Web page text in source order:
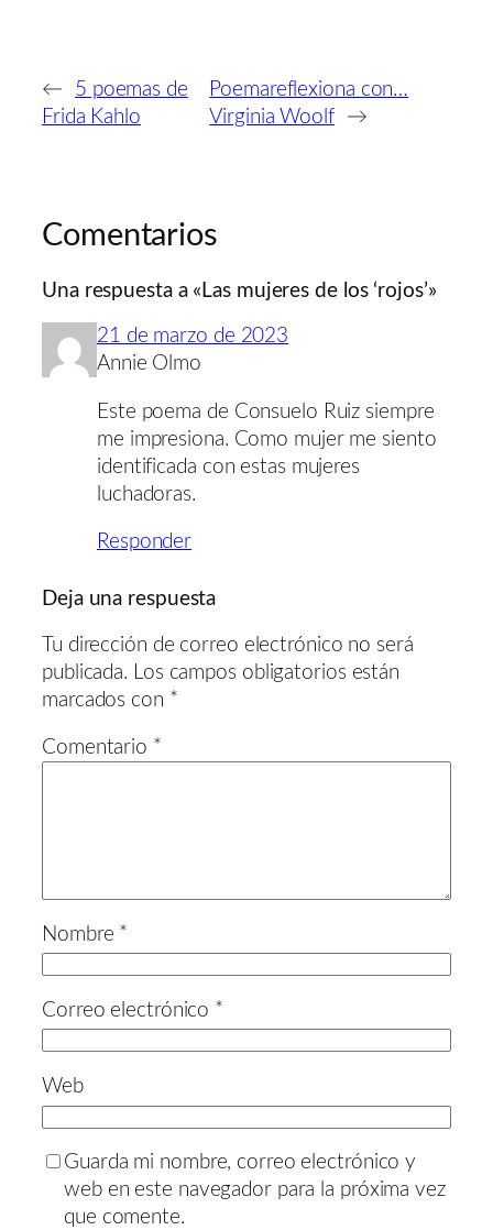
←
5 poemas de
Frida Kahlo
Poemareflexiona con…
Virginia Woolf
→
Comentarios
Una respuesta a «Las mujeres de los ‘rojos’»
21 de marzo de 2023
Annie Olmo
Este poema de Consuelo Ruiz siempre
me impresiona. Como mujer me siento
identificada con estas mujeres
luchadoras.
Responder
Deja una respuesta
Tu dirección de correo electrónico no será
publicada.
Los campos obligatorios están
marcados con *
Comentario *
Nombre *
Correo electrónico *
Web
Guarda mi nombre, correo electrónico y
web en este navegador para la próxima vez
que comente.